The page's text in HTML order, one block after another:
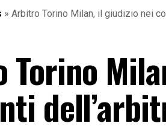
» Arbitro Torino Milan, il giudizio nei